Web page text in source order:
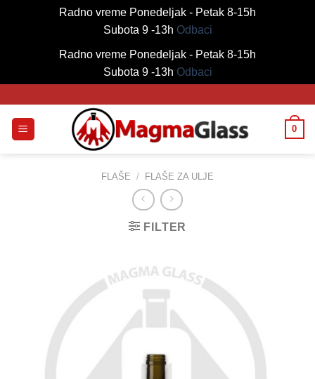
Radno vreme Ponedeljak - Petak 8-15h
Subota 9 -13h Odbaci
Radno vreme Ponedeljak - Petak 8-15h
Subota 9 -13h Odbaci
content
0
FLAŠE / FLAŠE ZA ULJE
FILTER